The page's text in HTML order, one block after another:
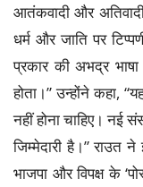
आतंकवादी और
धर्म और जाति पर
प्रकार की अभद्र
होता।” उन्होंने कहा,
नहीं होना चाहिए। नई
जिम्मेदारी है।”
भाजपा और विपक्ष के